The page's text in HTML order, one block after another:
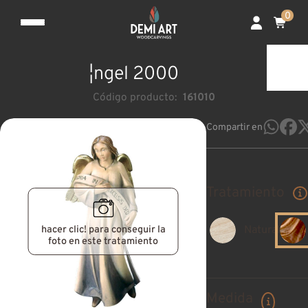
0
¦ngel 2000
Código producto: 161010
hacer clic! para conseguir la
foto en este tratamiento
Compartir en